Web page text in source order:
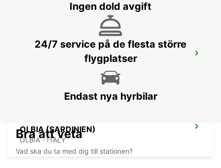
VALLEDORIA (SARDINIEN)
OLBIA (SARDINIEN)
OLBIA - ITALY
Ingen dold avgift
24/7 service på de flesta större
flygplatser
Endast nya hyrbilar
Bra att veta
Vad ska du ta med dig till stationen?